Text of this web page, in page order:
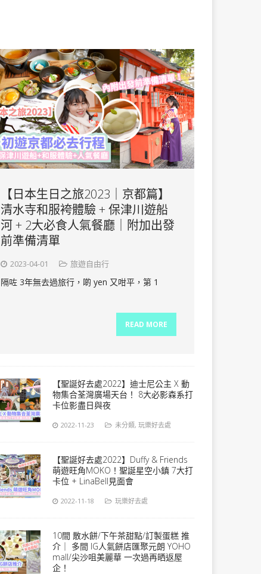
【日本生日之旅2023｜京都篇】
清水寺和服袴體驗 + 保津川遊船
河 + 2大必食人氣餐廳｜附加出發
前準備清單
2023-04-01 旅遊自由行
隔咗 3年無去過旅行，啲 yen 又咁平，第 1
READ MORE
【聖誕好去處2022】迪士尼公主 X 動
物集合荃灣廣場天台！ 8大必影森系打
卡位影盡日與夜
2022-11-23 未分類,玩樂好去處
【聖誕好去處2022】Duffy & Friends
萌遊旺角MOKO！聖誕星空小鎮 7大打
卡位 + LinaBell見面會
2022-11-18 玩樂好去處
10間 散水餅/下午茶甜點/訂製蛋糕 推
介｜ 多間 IG人氣餅店匯聚元朗 YOHO
mall/尖沙咀美麗華 一次過再晒返屋
企！